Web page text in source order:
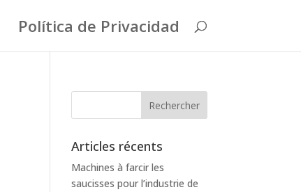
Política de Privacidad
Articles récents
Machines à farcir les
saucisses pour l’industrie de